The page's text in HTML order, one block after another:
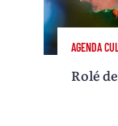
AGENDA
Rolé